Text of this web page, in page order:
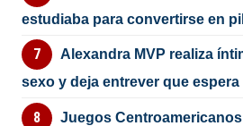
estudiaba para convertirse en
Alexandra MVP realiza
sexo y deja entrever que
Juegos